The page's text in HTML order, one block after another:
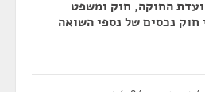
החוקה, חוק ומשפט
חוק נכסים של נספי השואה